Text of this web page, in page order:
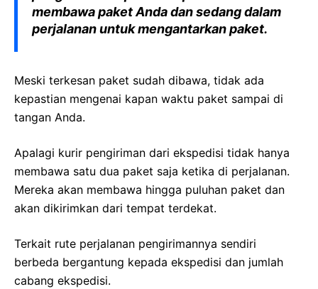
membawa paket Anda dan sedang dalam
perjalanan untuk mengantarkan paket.
Meski terkesan paket sudah dibawa, tidak ada
kepastian mengenai kapan waktu paket sampai di
tangan Anda.
Apalagi kurir pengiriman dari ekspedisi tidak hanya
membawa satu dua paket saja ketika di perjalanan.
Mereka akan membawa hingga puluhan paket dan
akan dikirimkan dari tempat terdekat.
Terkait rute perjalanan pengirimannya sendiri
berbeda bergantung kepada ekspedisi dan jumlah
cabang ekspedisi.